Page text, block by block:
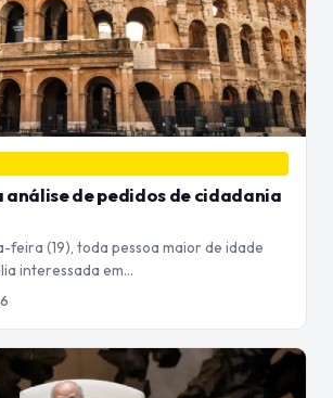
de pedidos de cidadania
(19), toda pessoa maior de idade
interessada em…